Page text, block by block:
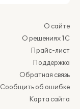
О сайте
О решениях 1С
Прайс-лист
Поддержка
Обратная связь
Сообщить об ошибке
Карта сайта